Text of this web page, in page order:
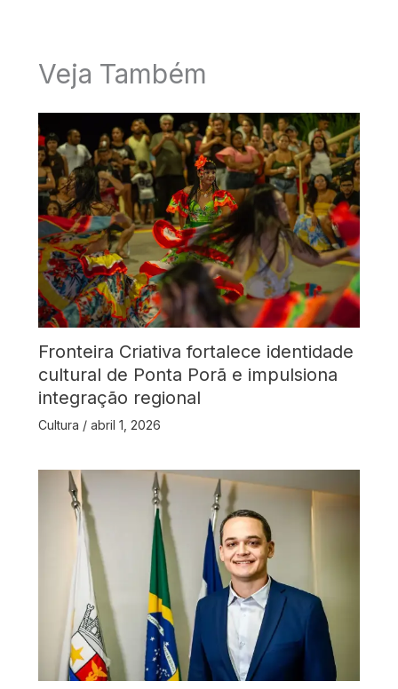
Veja Também
Fronteira Criativa fortalece identidade
cultural de Ponta Porã e impulsiona
integração regional
Cultura / abril 1, 2026